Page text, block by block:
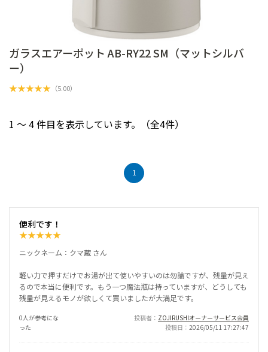
ガラスエアーポット AB-RY22 SM（マットシルバ
ー）
★★★★★ （5.00）
1 ～ 4 件目を表示しています。（全4件）
1
便利です！
★★★★★
ニックネーム：クマ蔵 さん
軽い力で押すだけでお湯が出て使いやすいのは勿論ですが、残量が見え
るので本当に便利です。もう一つ魔法瓶は持っていますが、どうしても
残量が見えるモノが欲しくて買いましたが大満足です。
0人が参考にな
った
投稿者
ZOJIRUSHIオーナーサービス会員
投稿日
2026/05/11 17:27:47